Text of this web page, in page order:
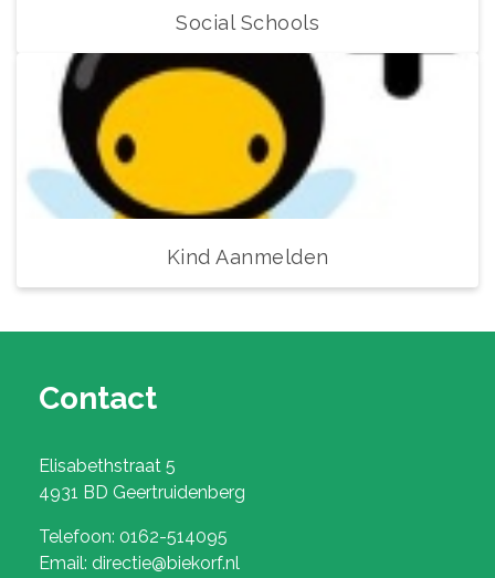
Social Schools
Kind Aanmelden
Contact
Elisabethstraat 5
4931 BD Geertruidenberg
Telefoon: 0162-514095
Email: directie@biekorf.nl